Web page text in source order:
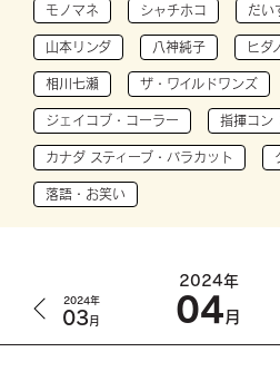
モノマネ シャチホコ だい
山本リンダ 八神純子 ヒダ
相川七瀬 ザ・ワイルドワンズ
ジェイコブ・コーラー 指揮コ
カナダ スティーブ・バラカット
落語・お笑い
2024年
03月
2024年
04月